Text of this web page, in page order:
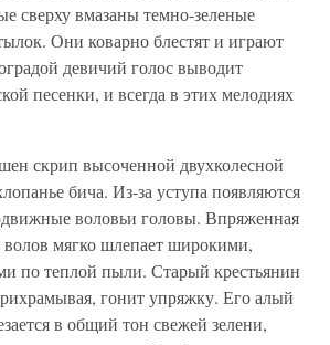
сверху вмазаны темно-зеленые
Они коварно блестят и играют
девичий голос выводит
песенки, и всегда в этих мелодиях
скрип высоченной двухколесной
бича. Из-за уступа появляются
воловьи головы. Впряженная
мягко шлепает широкими,
по теплой пыли. Старый крестьянин
гонит упряжку. Его алый
в общий тон свежей зелени,